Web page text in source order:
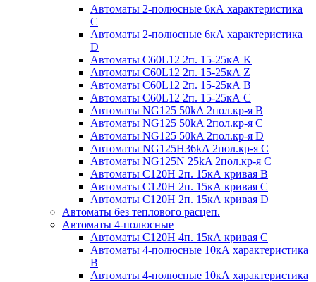
Автоматы 2-полюсные 6кА характеристика
C
Автоматы 2-полюсные 6кА характеристика
D
Автоматы C60L12 2п. 15-25кА K
Автоматы C60L12 2п. 15-25кА Z
Автоматы C60L12 2п. 15-25кА B
Автоматы C60L12 2п. 15-25кА C
Автоматы NG125 50kA 2пол.кр-я B
Автоматы NG125 50kA 2пол.кр-я C
Автоматы NG125 50kA 2пол.кр-я D
Автоматы NG125H36kA 2пол.кр-я C
Автоматы NG125N 25kA 2пол.кр-я C
Автоматы С120H 2п. 15кА кривая B
Автоматы С120H 2п. 15кА кривая C
Автоматы С120H 2п. 15кА кривая D
Автоматы без теплового расцеп.
Автоматы 4-полюсные
Автоматы С120H 4п. 15кА кривая C
Автоматы 4-полюсные 10кА характеристика
B
Автоматы 4-полюсные 10кА характеристика